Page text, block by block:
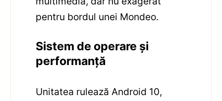
pentru bordul unei Mondeo.
Sistem de operare și
performanță
Unitatea rulează Android 10,